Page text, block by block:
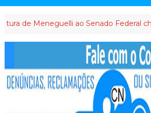
ao Senado Federal chega ao final